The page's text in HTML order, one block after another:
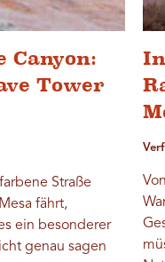
Canyon:
Tower
Straße
fährt,
ein besonderer
genau sagen